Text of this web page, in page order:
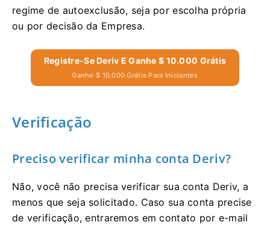
regime de autoexclusão, seja por escolha própria
ou por decisão da Empresa.
Registre-Se Deriv E Ganhe $ 10.000 Grátis
Ganhe $ 10.000 Grátis Para Iniciantes
Verificação
Preciso verificar minha conta Deriv?
Não, você não precisa verificar sua conta Deriv, a
menos que seja solicitado. Caso sua conta precise
de verificação, entraremos em contato por e-mail